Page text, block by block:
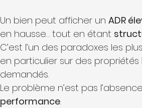
Un bien peut afficher un ADR
en hausse… tout en étant
C’est l’un des paradoxes les
en particulier sur des
demandés.
Le problème n’est pas
performance.